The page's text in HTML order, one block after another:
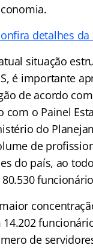
detalhes da
situação
é importante
de acordo
com o Painel
do
de
do país, ao
de